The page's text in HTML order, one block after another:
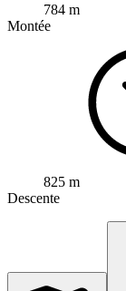
784 m
Montée
825 m
Descente